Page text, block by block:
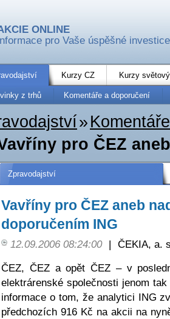
ONLINE
pro Vaše úspěšné investice
Kurzy CZ Kurzy
z trhů Komentáře a doporučení
»
pro ČEZ
Zpravodajství
Vavříny pro ČEZ aneb
doporučením ING
12.09.2006 08:24:00 | ČEKIA, a.
ČEZ, ČEZ a opět ČEZ – v
elektrárenské společnosti jenom
informace o tom, že analytici ING
předchozích 916 Kč na akcii na